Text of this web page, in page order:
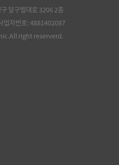
달구벌대로 3206 2층
업자번호: 4881402087
right reserverd.